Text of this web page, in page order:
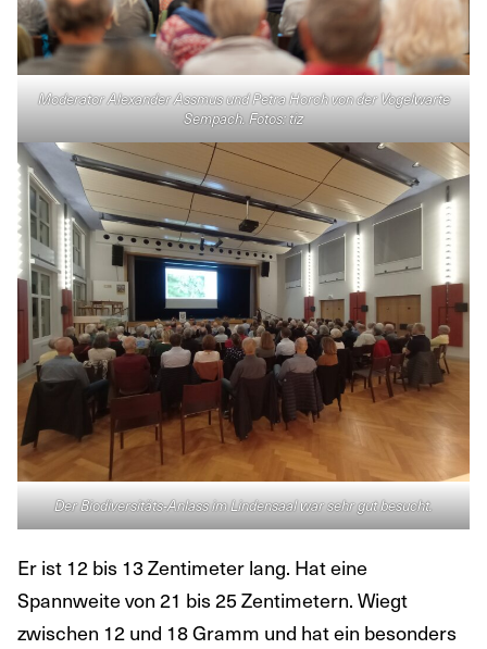
Moderator Alexander Assmus und Petra Horch von der Vogelwarte
Sempach. Fotos: tiz
Der Biodiversitäts-Anlass im Lindensaal war sehr gut besucht.
Er ist 12 bis 13 Zentimeter lang. Hat eine
Spannweite von 21 bis 25 Zentimetern. Wiegt
zwischen 12 und 18 Gramm und hat ein besonders